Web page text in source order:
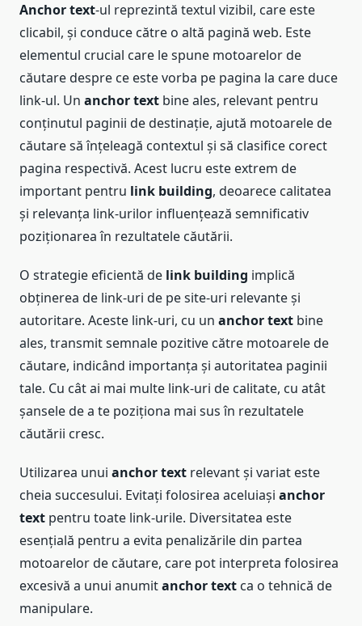
Anchor text-ul reprezintă textul vizibil, care este
clicabil, și conduce către o altă pagină web. Este
elementul crucial care le spune motoarelor de
căutare despre ce este vorba pe pagina la care duce
link-ul. Un anchor text bine ales, relevant pentru
conținutul paginii de destinație, ajută motoarele de
căutare să înțeleagă contextul și să clasifice corect
pagina respectivă. Acest lucru este extrem de
important pentru link building, deoarece calitatea
și relevanța link-urilor influențează semnificativ
poziționarea în rezultatele căutării.
O strategie eficientă de link building implică
obținerea de link-uri de pe site-uri relevante și
autoritare. Aceste link-uri, cu un anchor text bine
ales, transmit semnale pozitive către motoarele de
căutare, indicând importanța și autoritatea paginii
tale. Cu cât ai mai multe link-uri de calitate, cu atât
șansele de a te poziționa mai sus în rezultatele
căutării cresc.
Utilizarea unui anchor text relevant și variat este
cheia succesului. Evitați folosirea aceluiași anchor
text pentru toate link-urile. Diversitatea este
esențială pentru a evita penalizările din partea
motoarelor de căutare, care pot interpreta folosirea
excesivă a unui anumitanchor text ca o tehnică de
manipulare.